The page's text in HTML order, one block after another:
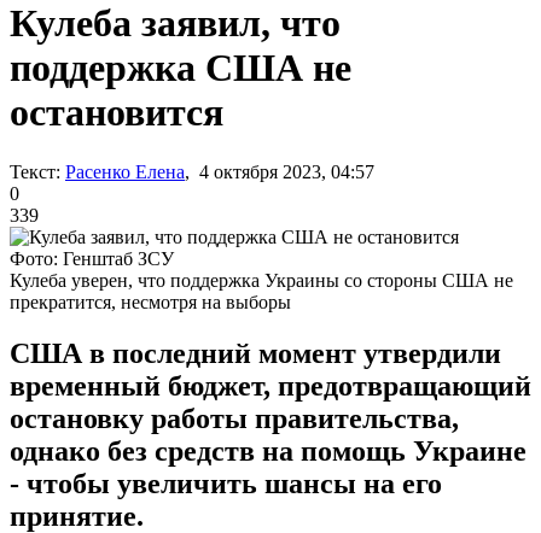
Кулеба заявил, что
поддержка США не
остановится
Текст: Расенко Елена, 4 октября 2023, 04:57
0
339
Фото: Генштаб ЗСУ
Кулеба уверен, что поддержка Украины со стороны США не
прекратится, несмотря на выборы
США в последний момент утвердили
временный бюджет, предотвращающий
остановку работы правительства,
однако без средств на помощь Украине
- чтобы увеличить шансы на его
принятие.